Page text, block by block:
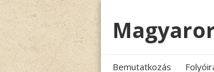
Megszakítás
Bemutatkozás